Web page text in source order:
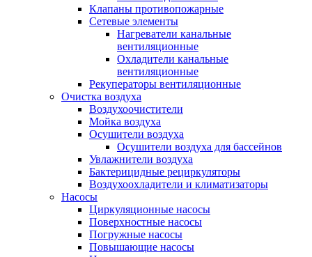
Клапаны противопожарные
Сетевые элементы
Нагреватели канальные
вентиляционные
Охладители канальные
вентиляционные
Рекуператоры вентиляционные
Очистка воздуха
Воздухоочистители
Мойка воздуха
Осушители воздуха
Осушители воздуха для бассейнов
Увлажнители воздуха
Бактерицидные рециркуляторы
Воздухоохладители и климатизаторы
Насосы
Циркуляционные насосы
Поверхностные насосы
Погружные насосы
Повышающие насосы